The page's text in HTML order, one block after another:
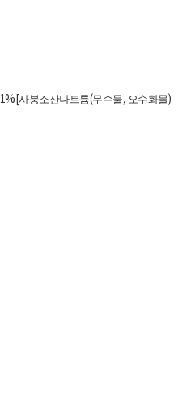
1%[사붕소산나트륨(무수물, 오수화물)